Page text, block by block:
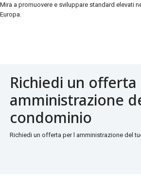
Mira a promuovere e sviluppare standard elevati
Europa.
Richiedi un
amministrazione
condominio
Richiedi un offerta per l amministrazione del